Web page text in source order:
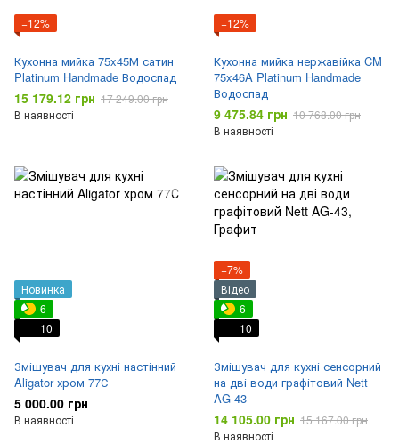
−12%
Кухонна мийка 75x45М сатин
Platinum Handmade Водоспад
15 179.12 грн 17 249.00 грн
В наявності
−12%
Кухонна мийка нержавійка CM
75x46A Platinum Handmade
Водоспад
9 475.84 грн 10 768.00 грн
В наявності
Новинка
6
10
Змішувач для кухні настінний
Aligator хром 77С
5 000.00 грн
В наявності
−7%
Відео
6
10
Змішувач для кухні сенсорний
на дві води графітовий Nett
AG-43
14 105.00 грн 15 167.00 грн
В наявності